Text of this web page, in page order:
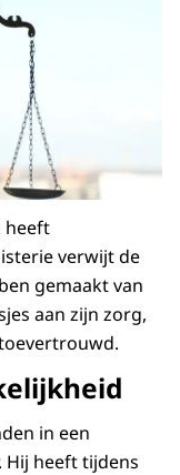
heeft
verwijt de
gemaakt van
aan zijn zorg,
in een
heeft tijdens